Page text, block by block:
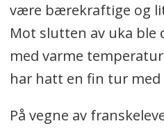
være bærekraftige og
Mot slutten av uka ble
med varme
har hatt en fin tur
På vegne av